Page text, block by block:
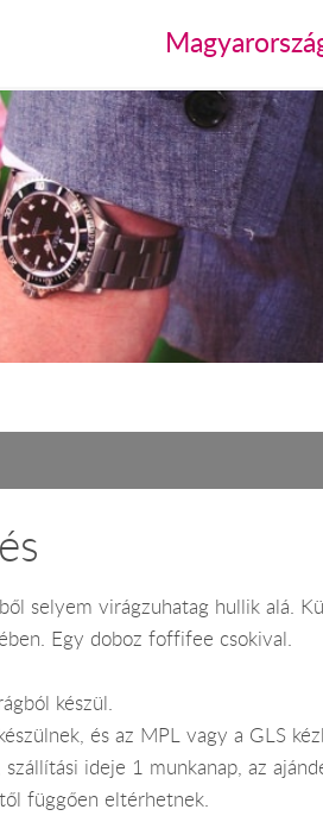
selyem virágzuhatag hullik alá.
Egy doboz foffifee csokival.
készül.
és az MPL vagy a GLS
ideje 1 munkanap, az
függően eltérhetnek.